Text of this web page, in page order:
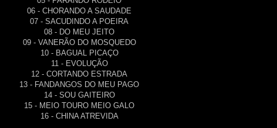
06 - CHORANDO A SAUDADE
07 - SACUDINDO A POEIRA
08 - DO MEU JEITO
09 - VANERÃO DO MOSQUEDO
10 - BAGUAL PICAÇO
11 - EVOLUÇÃO
12 - CORTANDO ESTRADA
13 - FANDANGOS DO MEU PAGO
14 - SOU GAITEIRO
15 - MEIO TOURO MEIO GALO
16 - CHINA ATREVIDA